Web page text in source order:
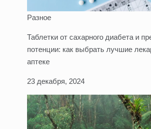
Разное
Таблетки от сахарного диабета и
потенции: как выбрать лучшие
аптеке
23 декабря, 2024